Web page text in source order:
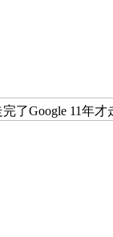
了Google